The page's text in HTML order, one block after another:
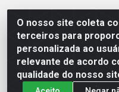
O nosso site coleta
terceiros para
personalizada ao
relevante de acordo
qualidade do nosso
AC Araujo
São Cristóvão, Rio
CNPJ